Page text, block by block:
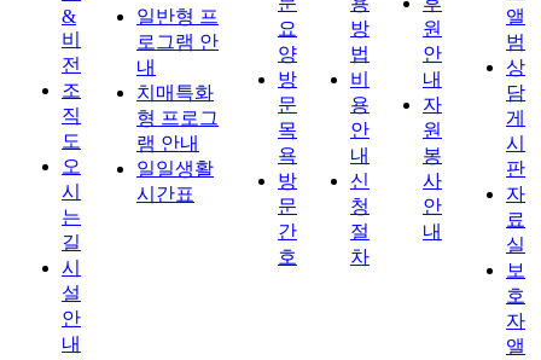
&
비
전
조
직
도
오
시
는
길
시
설
안
내
일반형 프
로그램 안
내
치매특화
형 프로그
램 안내
일일생활
시간표
요
양
방
문
목
욕
방
문
간
호
방
법
비
용
안
내
신
청
절
차
원
안
내
자
원
봉
사
안
내
앨
범
상
담
게
시
판
자
료
실
보
호
자
앨